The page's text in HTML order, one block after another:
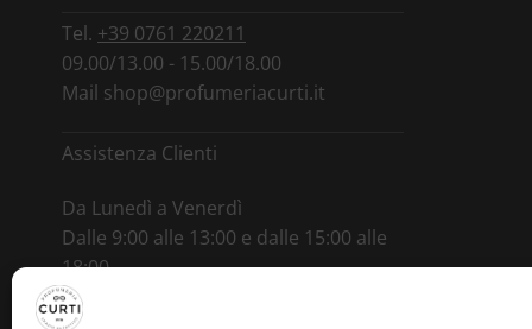
Tel. +39 0761 220211
09.00/13.00 - 15.00/18.00
Mail shop@profumeriacurti.it
Assistenza Clienti
Da Lunedì a Venerdì
Dalle 9:00 alle 13:00 e dalle 15:00 alle
18:00
Tel.